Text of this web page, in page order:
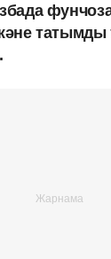
татымды